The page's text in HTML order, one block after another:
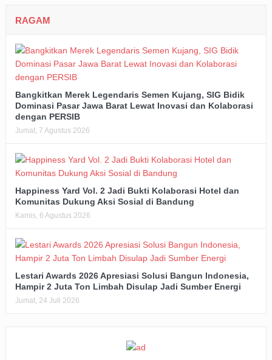
RAGAM
Bangkitkan Merek Legendaris Semen Kujang, SIG Bidik
Dominasi Pasar Jawa Barat Lewat Inovasi dan Kolaborasi
dengan PERSIB
Jumat, 7 Agustus 2026
Happiness Yard Vol. 2 Jadi Bukti Kolaborasi Hotel dan
Komunitas Dukung Aksi Sosial di Bandung
Kamis, 6 Agustus 2026
Lestari Awards 2026 Apresiasi Solusi Bangun Indonesia,
Hampir 2 Juta Ton Limbah Disulap Jadi Sumber Energi
Jumat, 24 Juli 2026